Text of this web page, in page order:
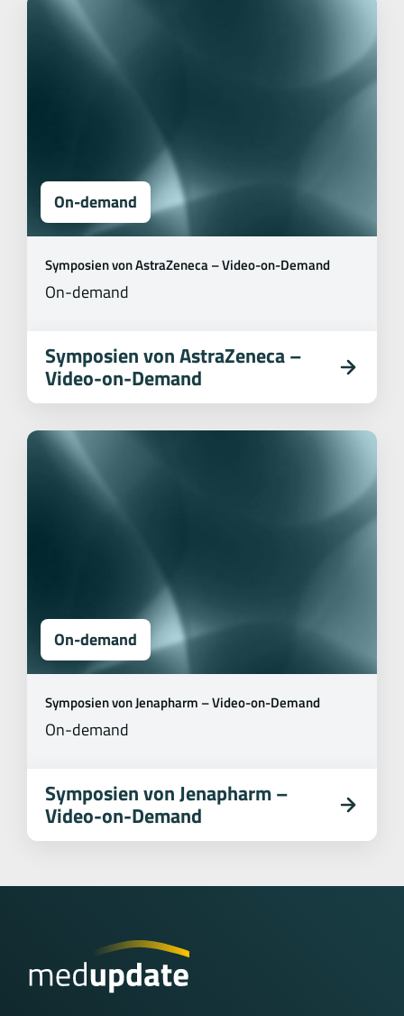
On-demand
Symposien von AstraZeneca – Video-on-Demand
On-demand
Symposien von AstraZeneca –
Video-on-Demand
On-demand
Symposien von Jenapharm – Video-on-Demand
On-demand
Symposien von Jenapharm –
Video-on-Demand